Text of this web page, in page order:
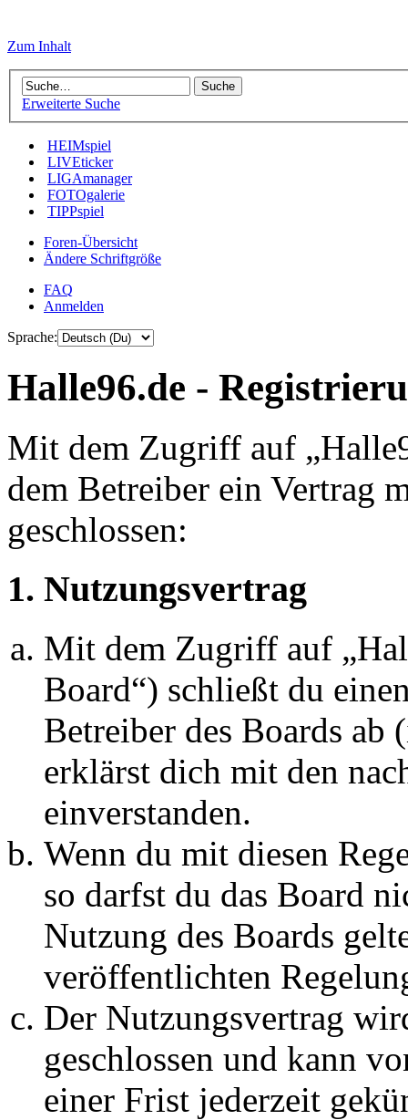
Zum Inhalt
Erweiterte Suche
HEIMspiel
LIVEticker
LIGAmanager
FOTOgalerie
TIPPspiel
Foren-Übersicht
Ändere Schriftgröße
FAQ
Anmelden
Sprache:
Halle96.de -
Mit dem Zugriff auf
dem Betreiber ein Vertrag
geschlossen:
1. Nutzungsvertrag
Mit dem Zugriff auf
Board“) schließt du
Betreiber des Boards ab
erklärst dich mit den
einverstanden.
Wenn du mit diesen
so darfst du das Board
Nutzung des Boards
veröffentlichten
Der Nutzungsvertrag
geschlossen und kann
einer Frist jederzeit